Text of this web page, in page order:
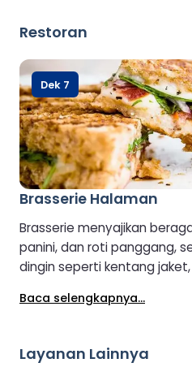
minuman santai saat
Restoran
Brasserie Halaman
Brasserie menyajikan
panini, dan roti panggang,
dingin seperti kentang
menjadikannya tempat
camilan selama perjalanan
Baca selengkapnya...
Dek 7
Layanan Lainnya